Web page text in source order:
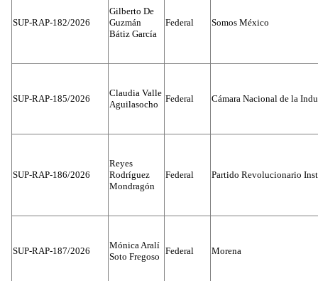
SUP-RAP-182/2026
Gilberto De
Guzmán
Bátiz García
Federal Somos México
SUP-RAP-185/2026
Claudia Valle
Aguilasocho
Federal Cámara Nacional de la
SUP-RAP-186/2026
Reyes
Rodríguez
Mondragón
Federal Partido Revolucionario
SUP-RAP-187/2026
Mónica Aralí
Soto Fregoso
Federal Morena